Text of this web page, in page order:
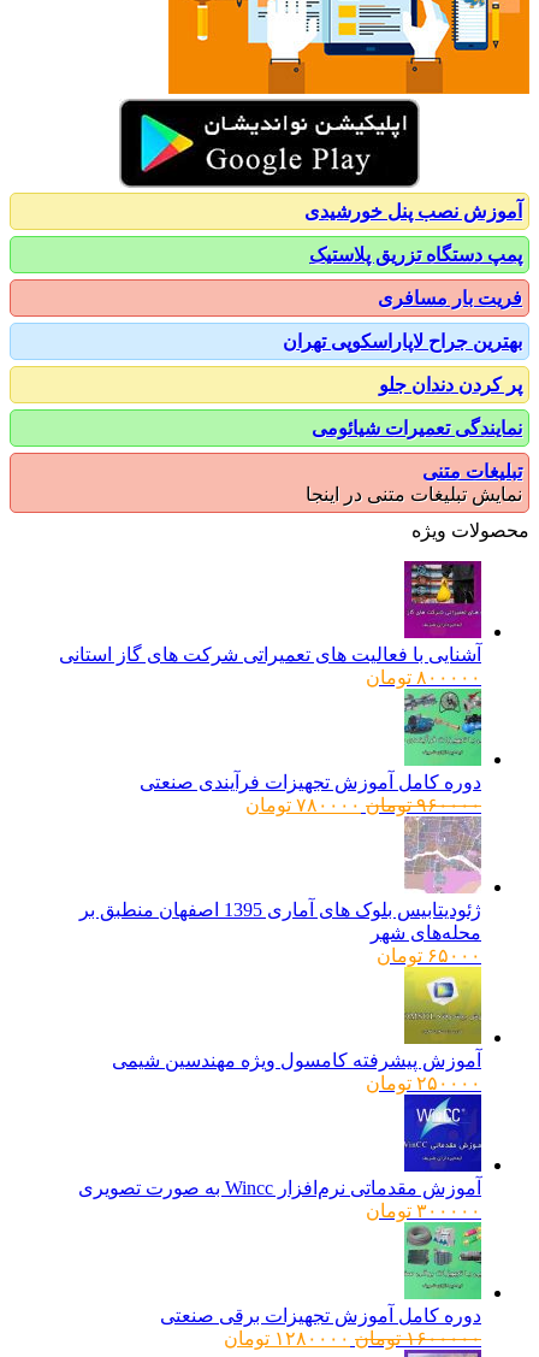
نصب پنل خورشیدی
دستگاه تزریق پلاستیک
بار مسافری
جراح لاپاراسکوپی تهران
دندان جلو
تعمیرات شیائومی
متنی
تبلیغات متنی در اینجا
ویژه
آشنایی با فعالیت های تعمیراتی شرکت های گاز استانی
۸۰۰۰۰۰ تومان
دوره کامل آموزش تجهیزات فرآیندی صنعتی
۹۶۰۰۰۰ تومانقیمت
۷۸۰۰۰۰ تومانقیمت
ژئودیتابیس بلوک های آماری 1395 اصفهان منطبق بر
محله‌های شهر
۶۵۰۰۰ تومان
آموزش پیشرفته کامسول ویژه مهندسین شیمی
۲۵۰۰۰۰ تومان
آموزش مقدماتی نرم‌افزار Wincc به صورت تصویری
۳۰۰۰۰۰ تومان
دوره کامل آموزش تجهیزات برقی صنعتی
۱۶۰۰۰۰۰ تومانقیمت
۱۲۸۰۰۰۰ تومانقیمت